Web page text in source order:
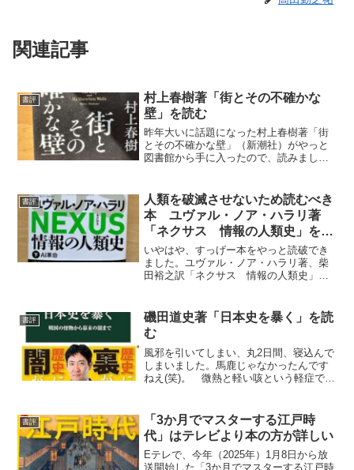
関連記事
書評
村上春樹著「街とその不確かな
壁」を読む
昨年大いに話題になった村上春樹著「街
とその不確かな壁」（新潮社）がやっと
図書館から手に入ったので、読みまし
も、図書館からメールで連絡があった
時、「あれっ？何の本...
書評
人類を破滅させないため読むべき
本 ユヴァル・ノア・ハラリ著
「ネクサス 情報の人類史」を読
了
いやはや、すっげー本をやっと読破でき
ました。ユヴァル・ノア・ハラリ著、柴
田裕之訳「ネクサス 情報の人類史」上
ベストワン 上下巻（4400円）合わせて
500ページ...
書評
磯田道史著「日本史を暴く」を読
む
風邪を引いてしまい、丸2日間、寝込んで
しまいました。馬鹿じゃなかったんです
ねえ(笑)。 微熱と軽い咳という軽症でし
ないにせよ、気力が低下してしまい、何
もやる気が起こらず...
書評
「3か月でマスターする江戸時
代」はテレビより本の方が詳しい
Eテレで、今年（2025年）1月8日から放
送開始した「3か月でマスターする江戸時